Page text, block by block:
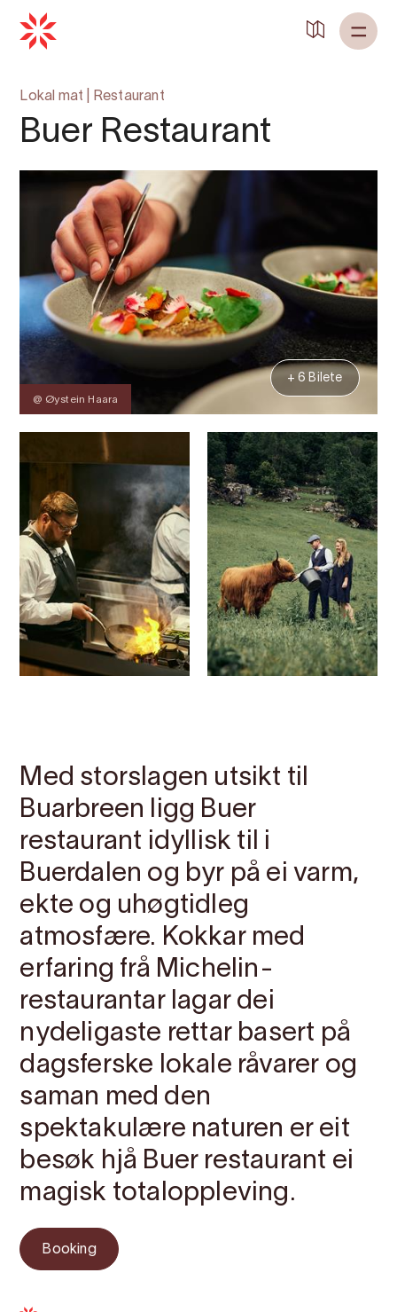
Lokal mat Restaurant
Buer Restaurant
@ Øystein Haara
+ 6 Bilete
Med storslagen utsikt til
Buarbreen ligg Buer
restaurant idyllisk til i
Buerdalen og byr på ei varm,
ekte og uhøgtidleg
atmosfære. Kokkar med
erfaring frå Michelin-
restaurantar lagar dei
nydeligaste rettar basert på
dagsferske lokale råvarer og
saman med den
spektakulære naturen er eit
besøk hjå Buer restaurant ei
magisk totaloppleving.
Booking